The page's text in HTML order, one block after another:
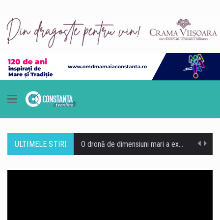
ULTIMELE STIRI O dronă de dimensiuni mari a explodat sâmbătă dimineață în Bulgaria, în apropierea fostului punct de frontieră Kardam, la aproximativ 100 de metri de granița cu România. Aparatul s-a prăbușit într-un lan de floarea-soarelui, iar în urma exploziei nu au fost înregistrate victime sau pagube. Zona se află în apropierea unor obiective energetice importante, inclusiv a unor stații de compresoare de pe gazoductul Trans-Balkan. Premierul bulgar Rumen Radev a declarat că drona nu a fost detectată de sistemele de apărare aeriană, iar autoritățile încearcă să stabilească tipul și originea acesteia. Autoritățile bulgare au izolat zona și continuă verificările. Ministrul Apărării de…